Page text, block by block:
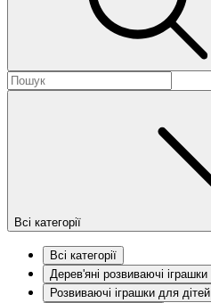
Всі категорії
Всі категорії
Дерев'яні розвиваючі іграшки
Розвиваючі іграшки для дітей